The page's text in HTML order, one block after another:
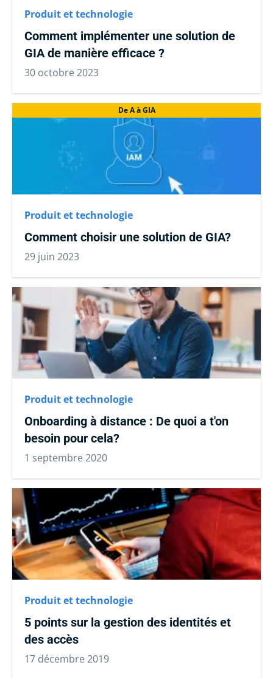
Produit et technologie
Comment implémenter une solution de
GIA de manière efficace ?
30 octobre 2023
De A à GIA
Produit et technologie
Comment choisir une solution de GIA?
29 juin 2023
Produit et technologie
Onboarding à distance : De quoi a t'on
besoin pour cela?
1 septembre 2020
Produit et technologie
5 points sur la gestion des identités et
des accès
17 décembre 2019